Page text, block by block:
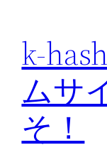
k-
ムサ
そ！